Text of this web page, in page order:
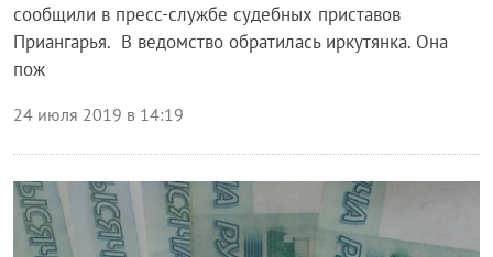
сообщили в пресс-службе судебных приставов
Приангарья. В ведомство обратилась иркутянка. Она
пож
24 июля 2019 в 14:19
Финансы